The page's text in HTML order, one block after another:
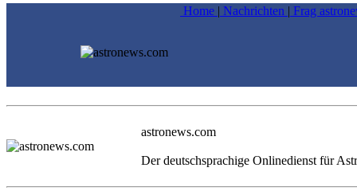
Home | Nachrichten | Frag
astronews.com
Der deutschsprachige Onlinedienst für